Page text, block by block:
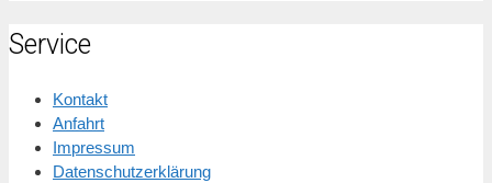
Service
Kontakt
Anfahrt
Impressum
Datenschutzerklärung